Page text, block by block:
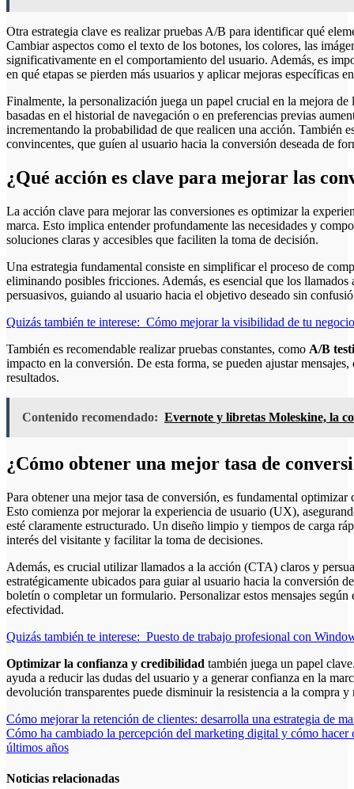
Otra estrategia clave es realizar pruebas A/B para identificar qué
Cambiar aspectos como el texto de los botones, los colores, las
significativamente en el comportamiento del usuario. Además, es
en qué etapas se pierden más usuarios y aplicar mejoras específicas
Finalmente, la personalización juega un papel crucial en la mejora
basadas en el historial de navegación o en preferencias previas
incrementando la probabilidad de que realicen una acción. También
convincentes, que guíen al usuario hacia la conversión deseada de
¿Qué acción es clave para mejorar las
La acción clave para mejorar las conversiones es optimizar la
marca. Esto implica entender profundamente las necesidades y
soluciones claras y accesibles que faciliten la toma de decisión.
Una estrategia fundamental consiste en simplificar el proceso de
eliminando posibles fricciones. Además, es esencial que los llamados
persuasivos, guiando al usuario hacia el objetivo deseado sin
Quizás también te interese: Cómo mejorar la visibilidad de tu
También es recomendable realizar pruebas constantes, como A/B
impacto en la conversión. De esta forma, se pueden ajustar
resultados.
Contenido recomendado: Evernote y libretas Moleskine, la
¿Cómo obtener una mejor tasa de
Para obtener una mejor tasa de conversión, es fundamental
Esto comienza por mejorar la experiencia de usuario (UX),
esté claramente estructurado. Un diseño limpio y tiempos de carga
interés del visitante y facilitar la toma de decisiones.
Además, es crucial utilizar llamados a la acción (CTA) claros y
estratégicamente ubicados para guiar al usuario hacia la conversión
boletín o completar un formulario. Personalizar estos mensajes
efectividad.
Quizás también te interese: Puesto de trabajo profesional con
Optimizar la confianza y credibilidad también juega un papel
ayuda a reducir las dudas del usuario y a generar confianza en la
devolución transparentes puede disminuir la resistencia a la compra
Navegación
de
Cómo mejorar la retención de clientes: desarrolla una estrategia de
Cómo ha cambiado la percepción del marketing digital y cómo
últimos años
Noticias relacionadas